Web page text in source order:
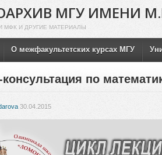
МГУ ИМЕНИ
МФК И ДРУГИЕ МАТЕРИАЛЫ
О межфакультетских курсах МГУ
по
30.04.2015